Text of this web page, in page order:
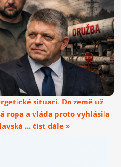
situaci. Do země už
ropa a vláda proto vyhlásila
... číst dále »